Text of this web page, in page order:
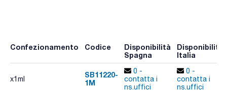
Confezionamento Codice
Disponibilità
Spagna
Disponibilità
Italia
x1ml
SB11220-
1M
0 -
contatta i
ns.uffici
0 -
contatta i
ns.uffici